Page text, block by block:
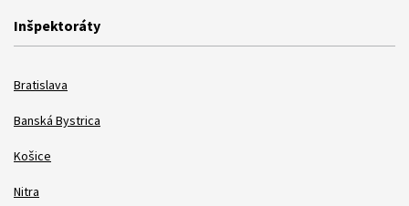
Inšpektoráty
Bratislava
Banská Bystrica
Košice
Nitra